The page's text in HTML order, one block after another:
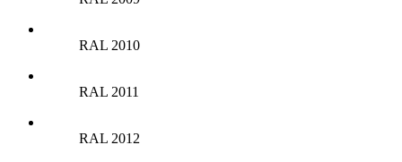
RAL 2010
RAL 2011
RAL 2012